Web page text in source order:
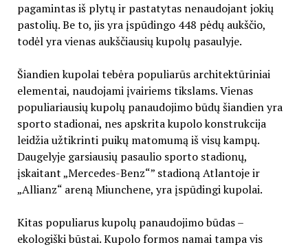
pagamintas iš plytų ir pastatytas nenaudojant jokių
pastolių. Be to, jis yra įspūdingo 448 pėdų aukščio,
todėl yra vienas aukščiausių kupolų pasaulyje.
Šiandien kupolai tebėra populiarūs architektūriniai
elementai, naudojami įvairiems tikslams. Vienas
populiariausių kupolų panaudojimo būdų šiandien yra
sporto stadionai, nes apskrita kupolo konstrukcija
leidžia užtikrinti puikų matomumą iš visų kampų.
Daugelyje garsiausių pasaulio sporto stadionų,
įskaitant „Mercedes-Benz“” stadioną Atlantoje ir
„Allianz“ areną Miunchene, yra įspūdingi kupolai.
Kitas populiarus kupolų panaudojimo būdas –
ekologiški būstai. Kupolo formos namai tampa vis